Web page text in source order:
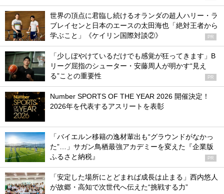
世界の頂点に君臨し続けるオランダの超人ハリー・ラ
ブレイセンと日本のエースの太田海也「絶対王者から
学ぶこと」《ケイリン国際対談②》
PR
「少しぼやけているだけでも感覚が狂ってきます」B
リーグ屈指のシューター・安藤周人が明かす“見え
る”ことの重要性
PR
Number SPORTS OF THE YEAR 2026 開催決定！
2026年を代表するアスリートを表彰
「バイエルン移籍の逸材輩出も“グラウンドがなかっ
た”…」サガン鳥栖最強アカデミーを変えた『企業版
ふるさと納税』
PR
「安定した場所にとどまれば成長は止まる」西内悠人
が故郷・高知で次世代へ伝えた“挑戦する力”